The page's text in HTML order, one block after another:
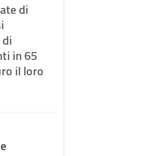
di
in 65
il loro